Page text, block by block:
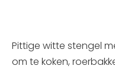
Pittige witte stengel
om te koken,